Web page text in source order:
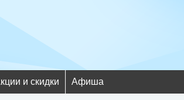
и скидки Афиша